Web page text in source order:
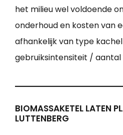
het milieu wel voldoende
onderhoud en kosten van
afhankelijk van type
gebruiksintensiteit /
BIOMASSAKETEL LATEN
LUTTENBERG